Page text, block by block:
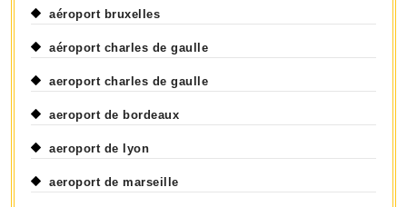
aéroport bruxelles
aéroport charles de gaulle
aeroport charles de gaulle
aeroport de bordeaux
aeroport de lyon
aeroport de marseille